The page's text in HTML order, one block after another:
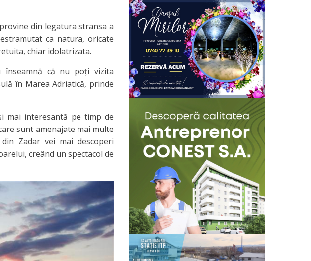
din legatura stransa a
ca natura, oricate
chiar idolatrizata.
înseamnă că nu poți vizita
în Marea Adriatică, prinde
mai interesantă pe timp de
sunt amenajate mai multe
Zadar vei mai descoperi
creând un spectacol de